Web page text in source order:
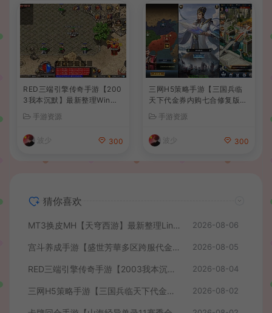
RED三端引擎传奇手游【200
3我本沉默】最新整理Win系
细搭建教程
手游资源
波少 300
三网H5策略手游【三国兵临
天下代金券内购七合修复版】
+Linux手工服务端+管理后台
+GM授权后台+简易安卓客户
端+详细搭建教程+视频教程
手游资源
波少 300
猜你喜欢
MT3换皮MH【天穹西游】最新整理Linux手工服务端+安卓苹果双端+GM后台+详细搭建教程+全套源码+视频教程 2026-08-06
宫斗养成手游【盛世芳華多区跨服代金券本地优化版】最新整理单机一键即玩端+Linux手工服务端+CDK授权后台+安卓+详细搭建教程 2026-08-05
RED三端引擎传奇手游【2003我本沉默】最新整理Win系服务端+安卓苹果PC三端+详细搭建教程 2026-08-04
三网H5策略手游【三国兵临天下代金券内购七合修复版】最新整理单机一键即玩镜像端+Linux手工服务端+管理后台+GM授权后台+简易安卓客户端+详细搭建教程+视频教程 2026-08-02